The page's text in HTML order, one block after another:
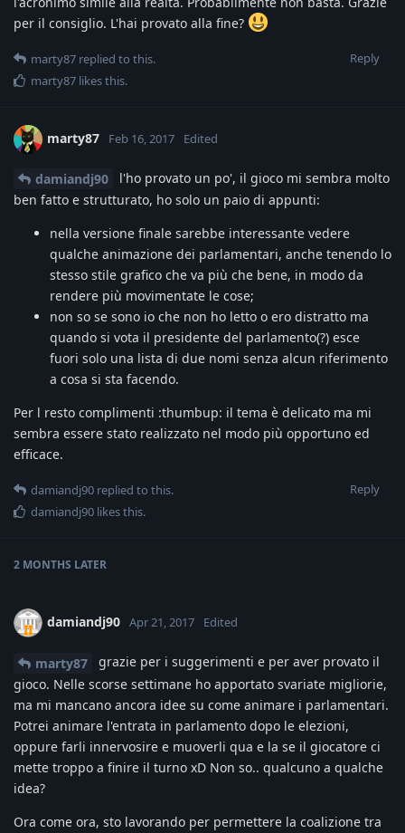
per il consiglio. L'hai provato alla fine?
Reply
marty87 replied to this.
marty87 likes this.
marty87 Feb 16, 2017 Edited
damiandj90
l'ho provato un po', il gioco mi sembra molto
ben fatto e strutturato, ho solo un paio di appunti:
nella versione finale sarebbe interessante vedere
qualche animazione dei parlamentari, anche tenendo lo
stesso stile grafico che va più che bene, in modo da
rendere più movimentate le cose;
non so se sono io che non ho letto o ero distratto ma
quando si vota il presidente del parlamento(?) esce
fuori solo una lista di due nomi senza alcun riferimento
a cosa si sta facendo.
Per l resto complimenti :thumbup: il tema è delicato ma mi
sembra essere stato realizzato nel modo più opportuno ed
efficace.
Reply
damiandj90 replied to this.
damiandj90 likes this.
2 MONTHS LATER
damiandj90 Apr 21, 2017 Edited
marty87
grazie per i suggerimenti e per aver provato il
gioco. Nelle scorse settimane ho apportato svariate migliorie,
ma mi mancano ancora idee su come animare i parlamentari.
Potrei animare l'entrata in parlamento dopo le elezioni,
oppure farli innervosire e muoverli qua e la se il giocatore ci
mette troppo a finire il turno xD Non so.. qualcuno a qualche
idea?
Ora come ora, sto lavorando per permettere la coalizione tra